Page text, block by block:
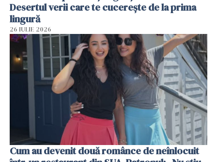
Desertul verii care te cucerește de la prima
lingură
26 IULIE 2026
Cum au devenit două românce de neînlocuit